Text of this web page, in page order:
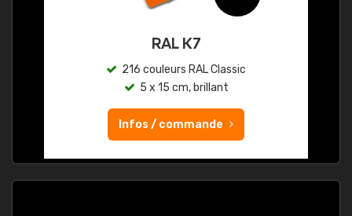
RAL K7
216 couleurs RAL Classic
5 x 15 cm, brillant
Infos / commande